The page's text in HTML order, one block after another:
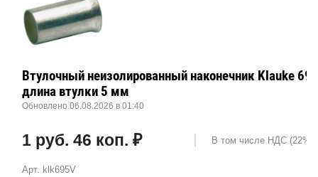
Арт. klk695V
Втулочный неизолированный наконечник Klauke
длина втулки 5 мм
Обновлено 06.08.2026 в 01:40
1 руб. 46 коп. ₽ В том числе НДС (22%):